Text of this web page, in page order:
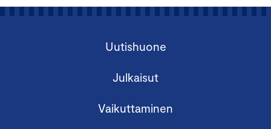
Uutishuone
Julkaisut
Vaikuttaminen